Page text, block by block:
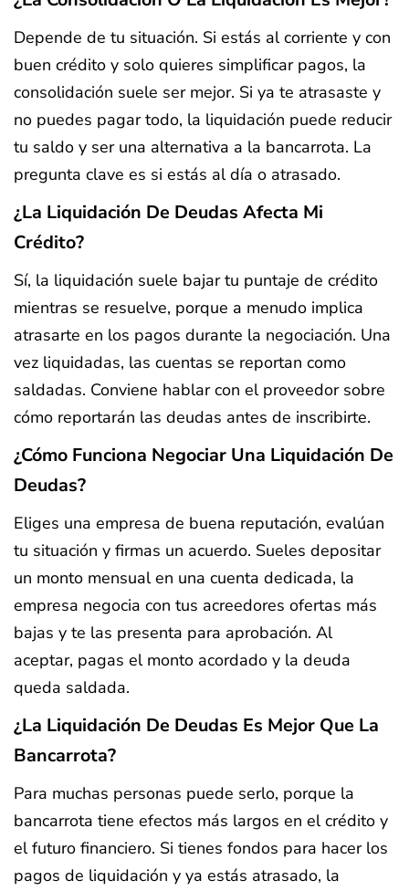
Depende de tu situación. Si estás al corriente y con
buen crédito y solo quieres simplificar pagos, la
consolidación suele ser mejor. Si ya te atrasaste y
no puedes pagar todo, la liquidación puede reducir
tu saldo y ser una alternativa a la bancarrota. La
pregunta clave es si estás al día o atrasado.
¿La Liquidación De Deudas Afecta Mi
Crédito?
Sí, la liquidación suele bajar tu puntaje de crédito
mientras se resuelve, porque a menudo implica
atrasarte en los pagos durante la negociación. Una
vez liquidadas, las cuentas se reportan como
saldadas. Conviene hablar con el proveedor sobre
cómo reportarán las deudas antes de inscribirte.
¿Cómo Funciona Negociar Una Liquidación De
Deudas?
Eliges una empresa de buena reputación, evalúan
tu situación y firmas un acuerdo. Sueles depositar
un monto mensual en una cuenta dedicada, la
empresa negocia con tus acreedores ofertas más
bajas y te las presenta para aprobación. Al
aceptar, pagas el monto acordado y la deuda
queda saldada.
¿La Liquidación De Deudas Es Mejor Que La
Bancarrota?
Para muchas personas puede serlo, porque la
bancarrota tiene efectos más largos en el crédito y
el futuro financiero. Si tienes fondos para hacer los
pagos de liquidación y ya estás atrasado, la